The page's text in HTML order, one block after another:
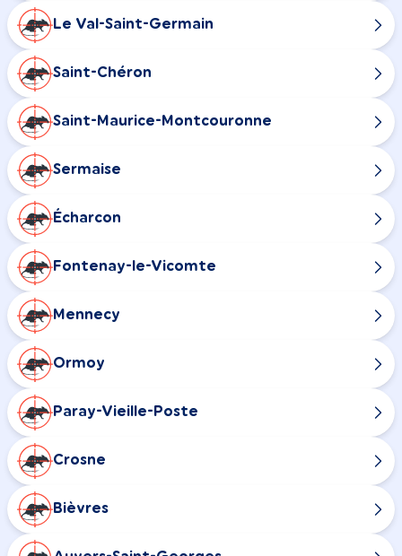
Le Val-Saint-Germain
Saint-Chéron
Saint-Maurice-Montcouronne
Sermaise
Écharcon
Fontenay-le-Vicomte
Mennecy
Ormoy
Paray-Vieille-Poste
Crosne
Bièvres